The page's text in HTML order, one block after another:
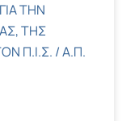
ΤΗΝ
ΤΗΣ
Π.Ι.Σ. / Α.Π.